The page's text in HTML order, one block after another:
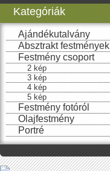
Kategóriák
Ajándékutalvány
Absztrakt festmények
Festmény csoport
2 kép
3 kép
4 kép
5 kép
Festmény fotóról
Olajfestmény
Portré